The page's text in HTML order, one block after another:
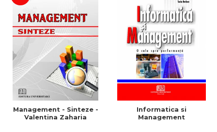
Management - Sinteze -
Valentina Zaharia
Informatica si
Management